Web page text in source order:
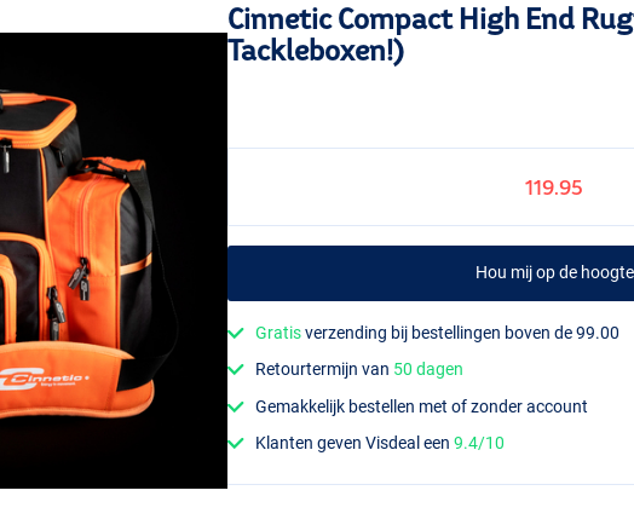
Cinnetic Compact High End
Tackleboxen!)
119.95
Hou mij op de hoogte
Gratisverzending bij bestellingen boven de 99.00
Retourtermijn van 50 dagen
Gemakkelijk bestellen met of zonder account
Klanten geven Visdeal een9.4/10